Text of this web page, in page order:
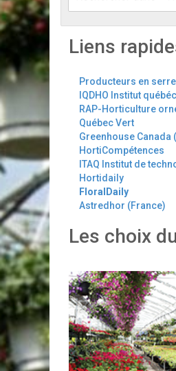
Liens
Producteurs en
IQDHO Institut
RAP-Horticulture
Québec Vert
Greenhouse Canada
HortiCompétences
ITAQ Institut de
Hortidaily
FloralDaily
Astredhor (France)
Les choix